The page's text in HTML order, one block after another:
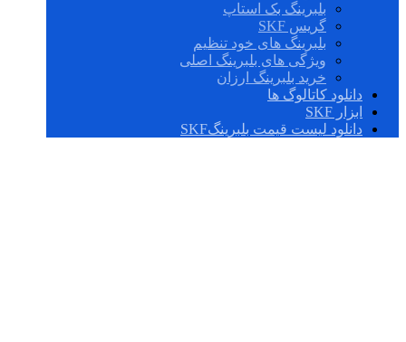
بلبرینگ بک استاپ
گریس SKF
بلبرینگ های خود تنظیم
ویژگی های بلبرینگ اصلی
خرید بلبرینگ ارزان
دانلود کاتالوگ ها
ابزار SKF
دانلود لیست قیمت بلبرینگSKF